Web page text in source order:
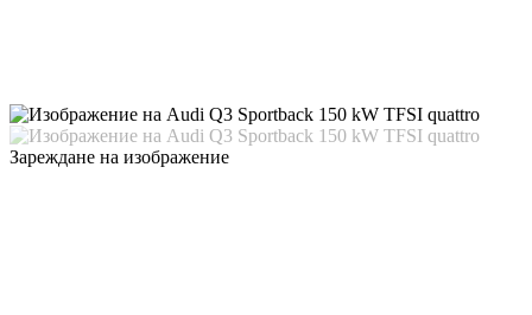
Зареждане на изображение